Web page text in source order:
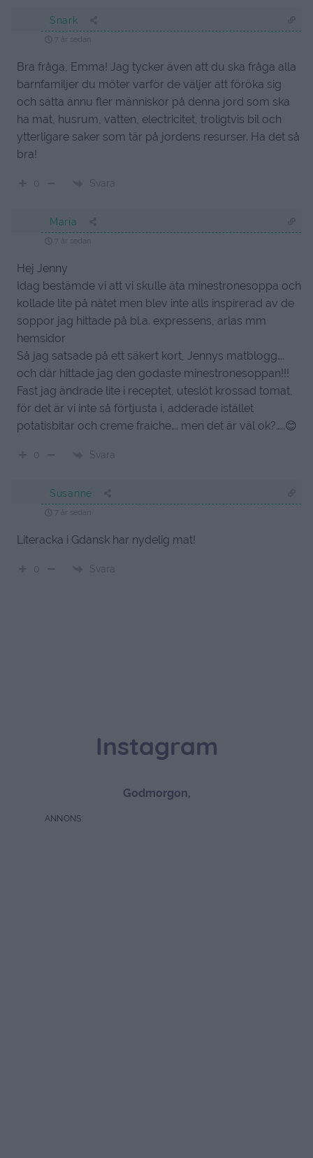
Snark
Bra fråga, Emma! Jag tycker även att du ska fråga alla
barnfamiljer du möter varför de väljer att föröka sig
och sätta ännu fler människor på denna jord som ska
ha mat, husrum, vatten, electricitet, troligtvis bil och
ytterligare saker som tär på jordens resurser. Ha det så
bra!
Svara
Maria
Hej Jenny
Idag bestämde vi att vi skulle äta minestronesoppa och
kollade lite på nätet men blev inte alls inspirerad av de
soppor jag hittade på bl.a. expressens, arlas mm
hemsidor
Så jag satsade på ett säkert kort, Jennys matblogg….
och där hittade jag den godaste minestronesoppan!!!
Fast jag ändrade lite i receptet, uteslöt krossad tomat,
för det är vi inte så förtjusta i, adderade istället
potatisbitar och creme fraiche…. men det är väl ok?…..😊
Svara
Susanne
Literacka i Gdansk har nydelig mat!
Svara
Instagram
Godmorgon,